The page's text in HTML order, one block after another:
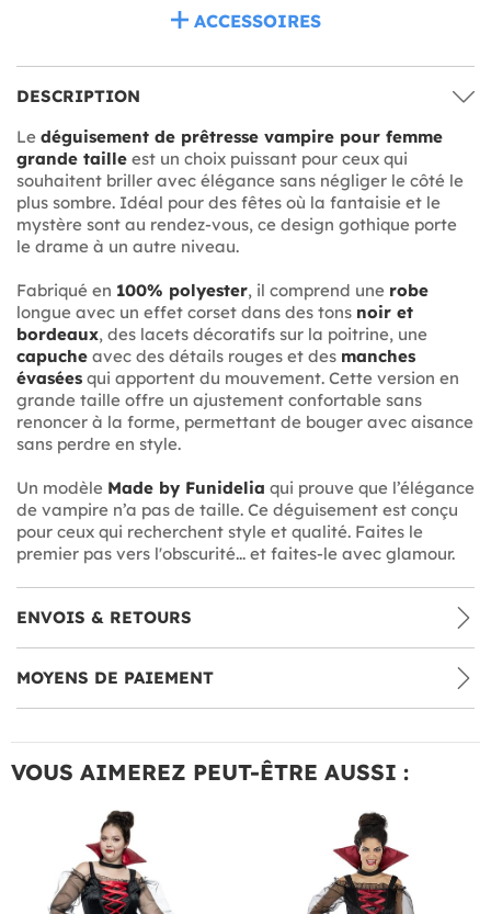
ACCESSOIRES
DESCRIPTION
Le déguisement de prêtresse vampire pour femme
grande taille est un choix puissant pour ceux qui
souhaitent briller avec élégance sans négliger le côté le
plus sombre. Idéal pour des fêtes où la fantaisie et le
mystère sont au rendez-vous, ce design gothique porte
le drame à un autre niveau.
Fabriqué en 100% polyester, il comprend une robe
longue avec un effet corset dans des tons noir et
bordeaux, des lacets décoratifs sur la poitrine, une
capuche avec des détails rouges et des manches
évasées qui apportent du mouvement. Cette version en
grande taille offre un ajustement confortable sans
renoncer à la forme, permettant de bouger avec aisance
sans perdre en style.
Un modèle Made by Funidelia qui prouve que l’élégance
de vampire n’a pas de taille. Ce déguisement est conçu
pour ceux qui recherchent style et qualité. Faites le
premier pas vers l'obscurité... et faites-le avec glamour.
ENVOIS & RETOURS
MOYENS DE PAIEMENT
VOUS AIMEREZ PEUT-ÊTRE AUSSI :